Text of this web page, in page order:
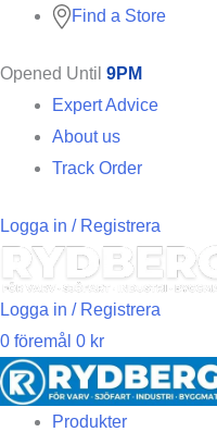
Find a Store
Opened Until 9PM
Expert Advice
About us
Track Order
Logga in / Registrera
Logga in / Registrera
0 föremål 0 kr
Produkter